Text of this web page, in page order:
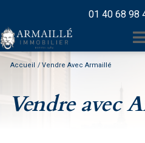
01 40 68 98
Accueil Vendre Avec Armaillé
Vendre avec